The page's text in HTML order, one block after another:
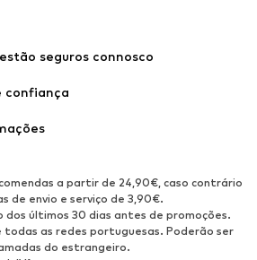
Sapatos baixos
Sabrinas
seguros connosco
confiança
a partir de 24,90€, caso contrário
de envio e serviço de 3,90€.
últimos 30 dias antes de promoções.
as redes portuguesas. Poderão ser
do estrangeiro.